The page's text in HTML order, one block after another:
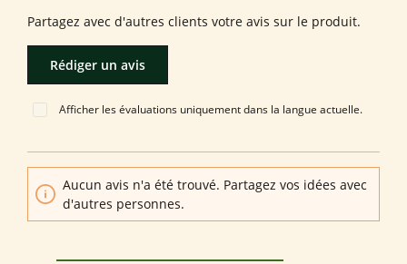
Partagez avec d'autres clients votre avis sur le produit.
Rédiger un avis
Afficher les évaluations uniquement dans la langue actuelle.
Aucun avis n'a été trouvé. Partagez vos idées avec
d'autres personnes.